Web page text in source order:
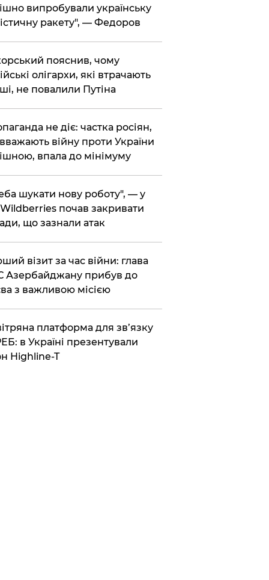
випробували українську
ракету", — Федоров
пояснив, чому
олігархи, які втрачають
не повалили Путіна
не діє: частка росіян,
війну проти України
впала до мінімуму
шукати нову роботу", — у
почав закривати
що зазнали атак
візит за час війни: глава
Азербайджану прибув до
з важливою місією
платформа для зв’язку
в Україні презентували
Highline-T